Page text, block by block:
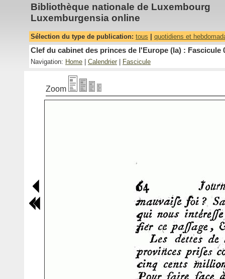
Bibliothèque nationale de Luxembourg
Luxemburgensia online
Sélection du type de publication: tous quotidiens et
Clef du cabinet des princes de l'Europe (la) : Fascicule
Navigation: Home Calendrier Fascicule
Zoom